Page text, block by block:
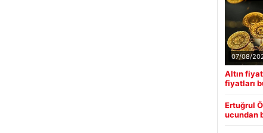
07/08/
Altın
fiyatları
Ertuğrul
ucundan